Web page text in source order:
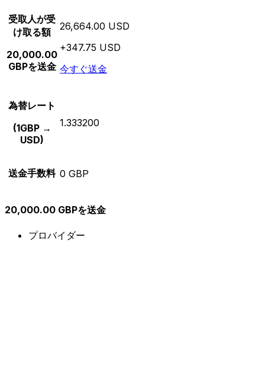
受取人が受
け取る額
20,000.00
GBPを送金
26,664.00 USD
+347.75 USD
今すぐ送金
為替レート
(1GBP →
USD)
1.333200
送金手数料 0 GBP
20,000.00 GBPを送金
プロバイダー